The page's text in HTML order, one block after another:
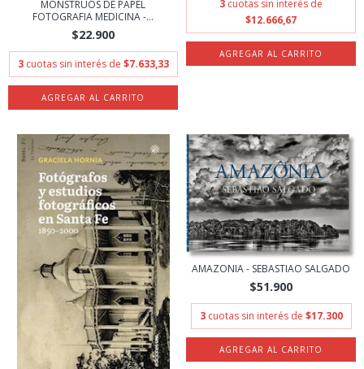
MONSTRUOS DE PAPEL
FOTOGRAFIA MEDICINA -...
$22.900
3 cuotas sin interés de $7.633,33
3 cuotas sin interés de
$12.666,67
AMAZONIA - SEBASTIAO SALGADO
$51.900
3 cuotas sin interés de $17.300